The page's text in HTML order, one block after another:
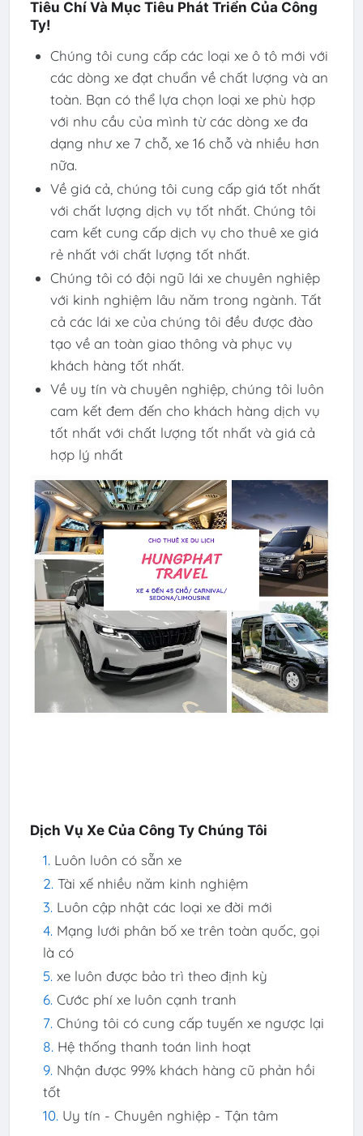
Tiêu Chí Và Mục Tiêu Phát Triển Của Công
Ty!
Chúng tôi cung cấp các loại xe ô tô mới với
các dòng xe đạt chuẩn về chất lượng và an
toàn. Bạn có thể lựa chọn loại xe phù hợp
với nhu cầu của mình từ các dòng xe đa
dạng như xe 7 chỗ, xe 16 chỗ và nhiều hơn
nữa.
Về giá cả, chúng tôi cung cấp giá tốt nhất
với chất lượng dịch vụ tốt nhất. Chúng tôi
cam kết cung cấp dịch vụ cho thuê xe giá
rẻ nhất với chất lượng tốt nhất.
Chúng tôi có đội ngũ lái xe chuyên nghiệp
với kinh nghiệm lâu năm trong ngành. Tất
cả các lái xe của chúng tôi đều được đào
tạo về an toàn giao thông và phục vụ
khách hàng tốt nhất.
Về uy tín và chuyên nghiệp, chúng tôi luôn
cam kết đem đến cho khách hàng dịch vụ
tốt nhất với chất lượng tốt nhất và giá cả
hợp lý nhất
Dịch Vụ Xe Của Công Ty Chúng Tôi
Luôn luôn có sẵn xe
Tài xế nhiều năm kinh nghiệm
Luôn cập nhật các loại xe đời mới
Mạng lưới phân bố xe trên toàn quốc, gọi
là có
xe luôn được bảo trì theo định kỳ
Cước phí xe luôn cạnh tranh
Chúng tôi có cung cấp tuyến xe ngược lại
Hệ thống thanh toán linh hoạt
Nhận được 99% khách hàng cũ phản hồi
tốt
Uy tín - Chuyên nghiệp - Tận tâm